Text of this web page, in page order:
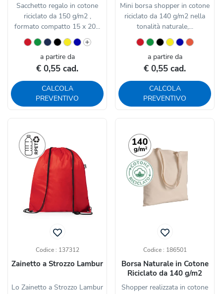
Sacchetto regalo in cotone
riciclato da 150 g/m2 ,
formato compatto 15 x 20...
a partire da
€ 0,55 cad.
CALCOLA
PREVENTIVO
Mini borsa shopper in cotone
riciclato da 140 g/m2 nella
tonalità naturale,...
a partire da
€ 0,55 cad.
CALCOLA
PREVENTIVO
Codice : 137312
Zainetto a Strozzo Lambur
Lo Zainetto a Strozzo Lambur
Codice : 186501
Borsa Naturale in Cotone
Riciclato da 140 g/m2
Shopper realizzata in cotone